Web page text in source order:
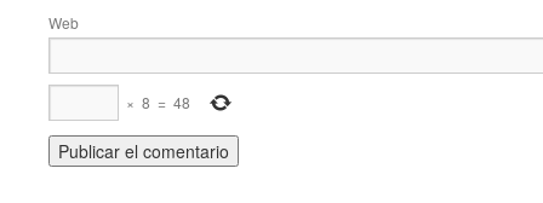
Web
× 8 = 48